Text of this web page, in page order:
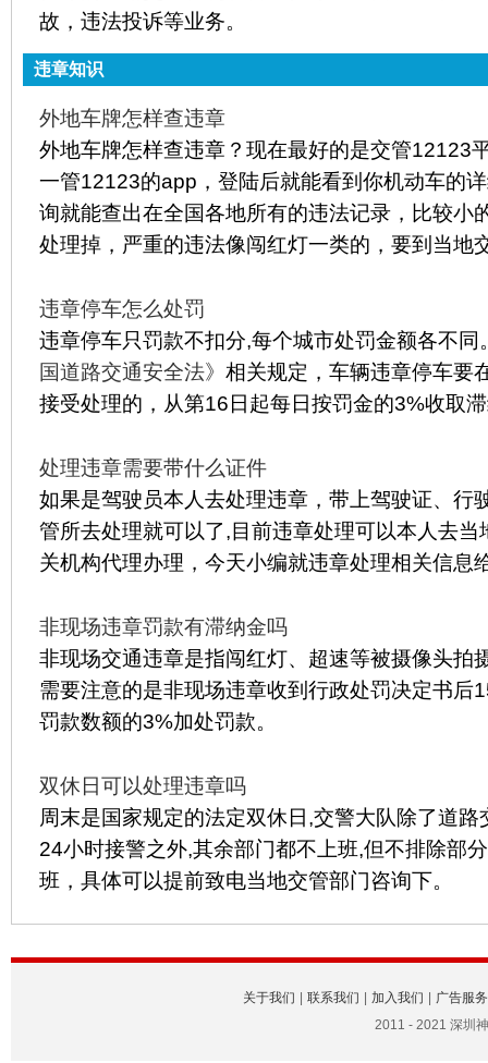
故，违法投诉等业务。
违章知识
外地车牌怎样查违章
外地车牌怎样查违章？现在最好的是交管12123
一管12123的app，登陆后就能看到你机动车的
询就能查出在全国各地所有的违法记录，比较小
处理掉，严重的违法像闯红灯一类的，要到当地
违章停车怎么处罚
违章停车只罚款不扣分,每个城市处罚金额各不同
国道路交通安全法》 相关规定，车辆违章停车要
接受处理的，从第16日起每日按罚金的3%收取
处理违章需要带什么证件
如果是驾驶员本人去处理违章，带上驾驶证、行
管所去处理就可以了,目前违章处理可以本人去
关机构代理办理，今天小编就违章处理相关信息
非现场违章罚款有滞纳金吗
非现场交通违章是指闯红灯、超速等被摄像头拍
需要注意的是非现场违章收到行政处罚决定书后
罚款数额的3%加处罚款。
双休日可以处理违章吗
周末是国家规定的法定双休日,交警大队除了道
24小时接警之外,其余部门都不上班,但不排除部
班，具体可以提前致电当地交管部门咨询下。
关于我们 联系我们 加入我们
广告服务
2011 - 2021 深圳